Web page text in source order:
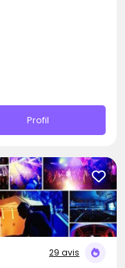
Profil
29 avis